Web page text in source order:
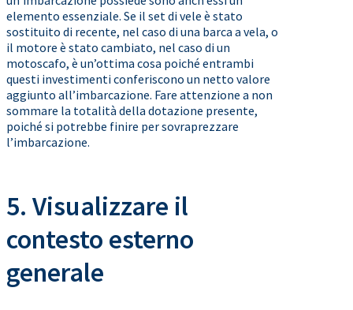
elemento essenziale. Se il set di vele è stato
sostituito di recente, nel caso di una barca a vela, o
il motore è stato cambiato, nel caso di un
motoscafo, è un’ottima cosa poiché entrambi
questi investimenti conferiscono un netto valore
aggiunto all’imbarcazione. Fare attenzione a non
sommare la totalità della dotazione presente,
poiché si potrebbe finire per sovraprezzare
l’imbarcazione.
5. Visualizzare il
contesto esterno
generale